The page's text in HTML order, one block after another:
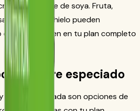
o leche de soya. Fruta,
y hielo pueden
encajen en tu plan completo
jengibre especiado
la nuez moscada son opciones de